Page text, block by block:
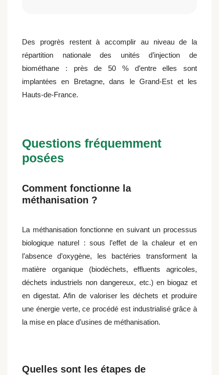
Des progrès restent à accomplir au niveau de la
répartition nationale des unités d’injection de
biométhane : près de 50 % d’entre elles sont
implantées en Bretagne, dans le Grand-Est et les
Hauts-de-France.
Questions fréquemment
posées
Comment fonctionne la
méthanisation ?
La méthanisation fonctionne en suivant un processus
biologique naturel : sous l’effet de la chaleur et en
l’absence d’oxygène, les bactéries transforment la
matière organique (biodéchets, effluents agricoles,
déchets industriels non dangereux, etc.) en biogaz et
en digestat. Afin de valoriser les déchets et produire
une énergie verte, ce procédé est industrialisé grâce à
la mise en place d’usines de méthanisation.
Quelles sont les étapes de